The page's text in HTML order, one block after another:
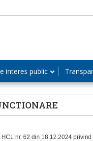
interes public
HCL nr. 62 din 18.12.2024